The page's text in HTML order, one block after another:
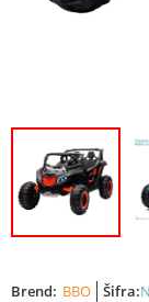
Brend: BBO Šifra: